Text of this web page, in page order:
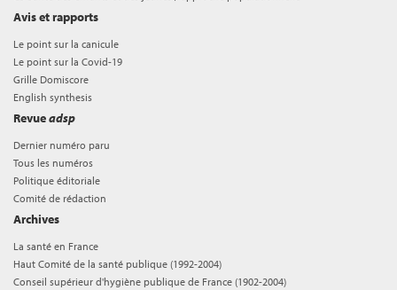
Avis et rapports
Le point sur la canicule
Le point sur la Covid-19
Grille Domiscore
English synthesis
Revueadsp
Dernier numéro paru
Tous les numéros
Politique éditoriale
Comité de rédaction
Archives
La santé en France
Haut Comité de la santé publique (1992-2004)
Conseil supérieur d'hygiène publique de France (1902-2004)